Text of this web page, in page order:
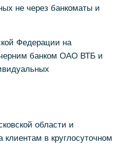
не через банкоматы и
Федерации на
банком ОАО ВТБ и
области и
в круглосуточном